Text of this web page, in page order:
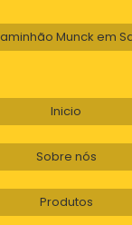
Munck em
Inicio
Sobre nós
Produtos